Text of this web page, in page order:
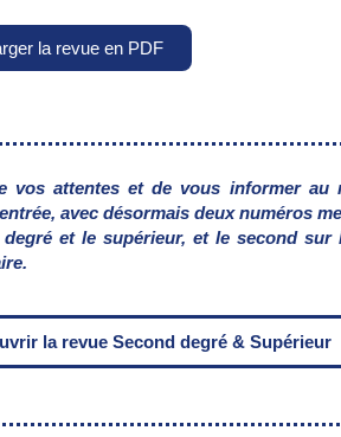
la revue en PDF
vos attenteset de vous informer au
avec désormaisdeux numéros
et le supérieur, et le second sur
la revue Second degré & Supérieur